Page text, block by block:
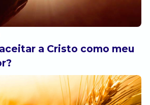
a Cristo como meu